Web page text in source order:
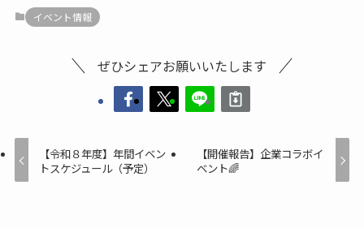
イベント情報
ぜひシェアお願いいたします
【令和８年度】年間イベン
トスケジュール（予定）
【開催報告】企業コラボイ
ベント🌈